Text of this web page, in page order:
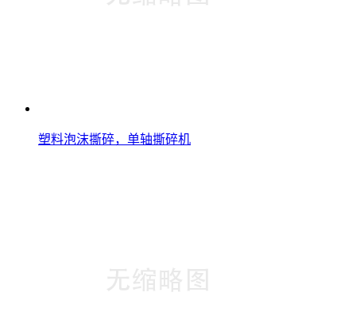
塑料泡沫撕碎，单轴撕碎机